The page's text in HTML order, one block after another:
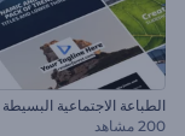
الطباعة الاجتماعية البسيطة
200 مشاهد